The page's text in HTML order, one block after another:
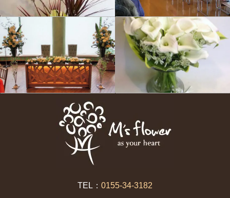
TEL： 0155-34-3182